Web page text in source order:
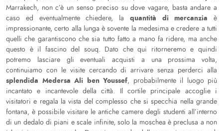
Marrakech, non c’è un senso preciso su dove vagare, basta andare a
caso ed eventualmente chiedere, la quantità di mercanzia è
impressionante, certo alla lunga è sovente la medesima e credere a tutti
quelli che garantiscono che sia tutto fatto a mano fa ridere, ma anche
questo è il fascino del souq. Dato che qui ritorneremo e quindi
potremo lasciare gli eventuali acquisti a una prossima volta,
continuiamo con le visite cercando di arrivare senza perderci alla
splendida Medersa Ali ben Youssef, probabilmente il luogo più
incantato e incantevole della città. Il cortile principale accoglie i
visitatori e regala la vista del complesso che si specchia nella grande
fontana, è possibile visitare le antiche camere degli studenti all’interno
di un dedalo di piani e scale infinite, solo la moschea è preclusa a non